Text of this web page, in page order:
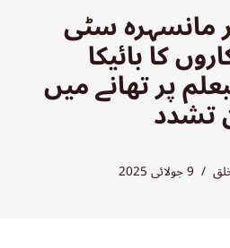
مانسہرہ سٹی
کا بائیکا
پر تھانے میں
تشدد
9 جولائی 2025